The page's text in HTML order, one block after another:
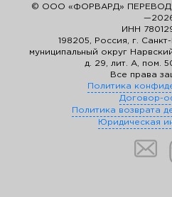
© ООО «ФОРВАРД»
ИНН
198205, Россия, г.
муниципальный округ
д. 29, лит. А, пом.
Все права
Политика
Договор-
Политика возврата
Юридическая